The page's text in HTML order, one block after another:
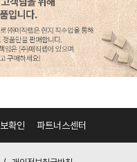
확인 파트너스센터